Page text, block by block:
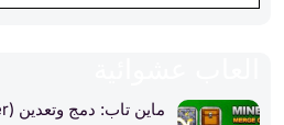
ماين تاب: دمج وتعدين (MineTap Merge Clicker)